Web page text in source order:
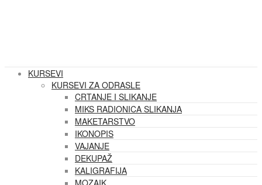
KURSEVI
KURSEVI ZA ODRASLE
CRTANJE I SLIKANJE
MIKS RADIONICA SLIKANJA
MAKETARSTVO
IKONOPIS
VAJANJE
DEKUPAŽ
KALIGRAFIJA
MOZAIK